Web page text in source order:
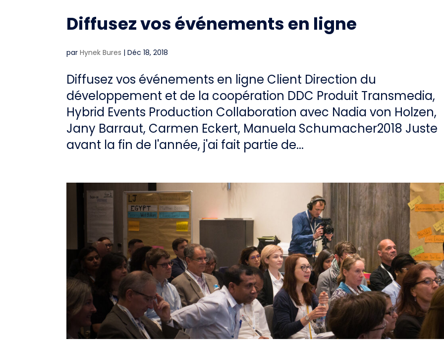
Diffusez vos événements en ligne
parHynek Bures |Déc 18, 2018
Diffusez vos événements en ligne Client Direction du
développement et de la coopération DDC Produit Transmedia,
Hybrid Events Production Collaboration avec Nadia von Holzen,
Jany Barraut, Carmen Eckert, Manuela Schumacher2018 Juste
avant la fin de l'année, j'ai fait partie de...